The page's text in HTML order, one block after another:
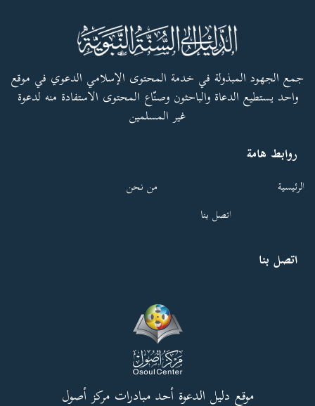
جمع الجهود المبذولة في خدمة المحتوى الإسلامي الدعوي في موقع
واحد يستطيع الدعاة والباحثون وصنّاع المحتوى الاستفادة منه لدعوة
غير المسلمين
روابط هامة
الرئيسية
من نحن
اتصل بنا
اتصل بنا
موقع دليل الدعوة أحد مبادرات مركز أصول